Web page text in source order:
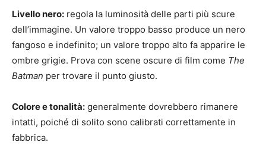
Livello nero: regola la luminosità delle parti più scure
dell’immagine. Un valore troppo basso produce un nero
fangoso e indefinito; un valore troppo alto fa apparire le
ombre grigie. Prova con scene oscure di film come The
Batman per trovare il punto giusto.
Colore e tonalità: generalmente dovrebbero rimanere
intatti, poiché di solito sono calibrati correttamente in
fabbrica.